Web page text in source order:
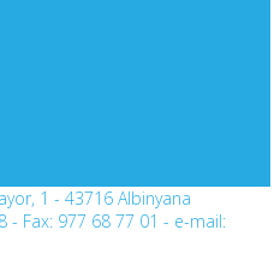
1 - 43716 Albinyana
- Fax: 977 68 77 01 - e-mail: